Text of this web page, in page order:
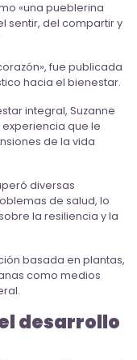
«una pueblerina
sentir, del compartir y
fue publicada
hacia el bienestar.
integral, Suzanne
que le
de la vida
diversas
de salud, lo
la resiliencia y la
basada en plantas,
como medios
desarrollo